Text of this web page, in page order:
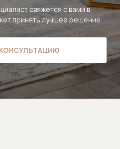
свяжется с вами в
принять лучшее решение